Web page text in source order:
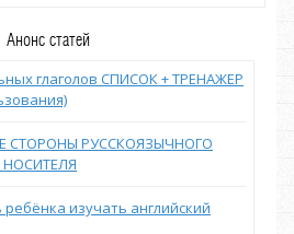
Анонс статей
глаголов СПИСОК + ТРЕНАЖЕР
СТОРОНЫ РУССКОЯЗЫЧНОГО
изучать английский